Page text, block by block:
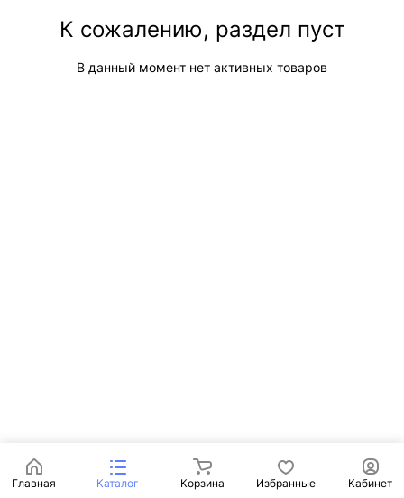
К сожалению, раздел пуст
В данный момент нет активных товаров
Главная Каталог Корзина Избранные Кабинет